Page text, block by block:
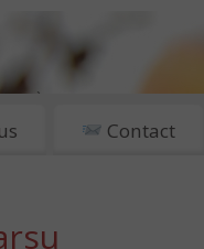
À PARIS
Contact